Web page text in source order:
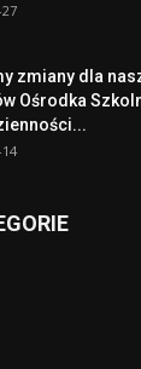
zmiany dla
Ośrodka